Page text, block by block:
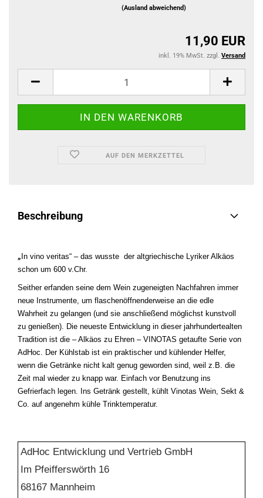
(Ausland abweichend)
11,90 EUR
inkl. 19% MwSt. zzgl. Versand
AUF DEN MERKZETTEL
Beschreibung
„ In vino veritas“ – das wusste der altgriechische Lyriker Alkäos
schon um 600 v.Chr.
Seither erfanden seine dem Wein zugeneigten Nachfahren immer
neue Instrumente, um flaschenöffnenderweise an die edle
Wahrheit zu gelangen (und sie anschließend möglichst kunstvoll
zu genießen). Die neueste Entwicklung in dieser jahrhundertealten
Tradition ist die – Alkäos zu Ehren – VINOTAS getaufte Serie von
AdHoc. Der Kühlstab ist ein praktischer und kühlender Helfer,
wenn die Getränke nicht kalt genug geworden sind, weil z.B. die
Zeit mal wieder zu knapp war. Einfach vor Benutzung ins
Gefrierfach legen. Ins Getränk gestellt, kühlt Vinotas Wein, Sekt &
Co. auf angenehm kühle Trinktemperatur.
AdHoc Entwicklung und Vertrieb GmbH
Im Pfeifferswörth 16
68167 Mannheim